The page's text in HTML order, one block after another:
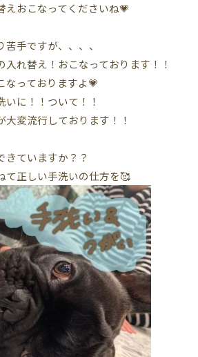
えおこなってくださいね💗
手ですが、、、、
入れ替え！おこなっております！！
なっておりますよ💗
に！！ついて！！
変流行しております！！
きていますか？？
て正しい手洗いの仕方を🥰